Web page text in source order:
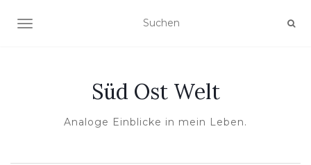
NAVIGATION UMSCHALTEN
Süd Ost Welt
Analoge Einblicke in mein Leben.